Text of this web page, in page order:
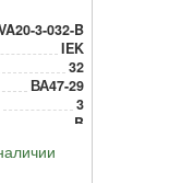
3-032-B
IEK
32
ВА47-29
3
B